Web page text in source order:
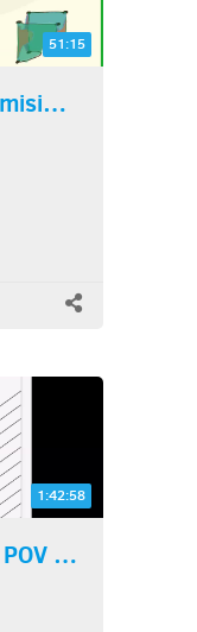
51:15
2023.05.17 Non-semisimple...
1:42:58
2023.05.10 A TQFT POV on...